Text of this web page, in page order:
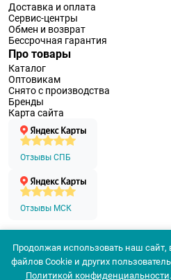
Доставка и оплата
Сервис-центры
Обмен и возврат
Бессрочная гарантия
Про товары
Каталог
Оптовикам
Снято с производства
Бренды
Карта сайта
Отзывы СПБ
Отзывы МСК
© 1994 — 2026 ООО
Политика
Согласие на обработку
Продолжая использовать наш сайт,
файлов Cookie и других
Политикой конфиденциальности